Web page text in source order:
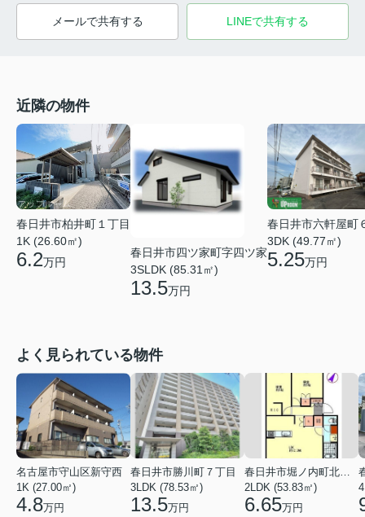
メールで共有する LINEで共有する
近隣の物件
春日井市柏井町１丁目
1K (26.60㎡)
6.2万円
春日井市四ツ家町字四ツ家
3SLDK (85.31㎡)
13.5万円
春日井市六軒屋町
3DK (49.77㎡)
5.25万円
よく見られている物件
名古屋市守山区新守西
1K (27.00㎡)
4.8万円
春日井市勝川町７丁目
3LDK (78.53㎡)
13.5万円
春日井市堀ノ内町北１丁目
2LDK (53.83㎡)
6.65万円